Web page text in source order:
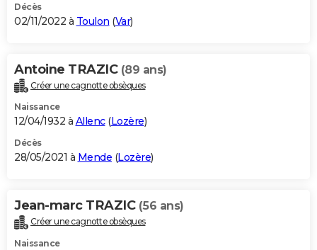
Décès
02/11/2022 à Toulon (Var)
Antoine TRAZIC (89 ans)
Créer une cagnotte obsèques
Naissance
12/04/1932 à Allenc(Lozère)
Décès
28/05/2021 à Mende (Lozère)
Jean-marc TRAZIC (56 ans)
Créer une cagnotte obsèques
Naissance